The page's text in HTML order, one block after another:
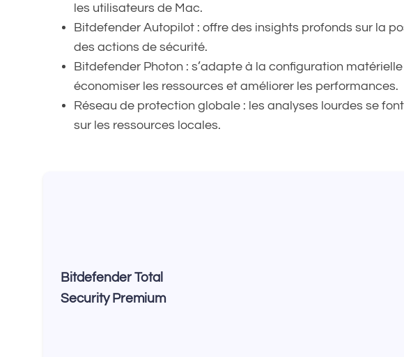
les utilisateurs de Mac.
Bitdefender Autopilot : offre des insights profonds sur la
des actions de sécurité.
Bitdefender Photon : s’adapte à la configuration
économiser les ressources et améliorer les performances.
Réseau de protection globale : les analyses lourdes se
sur les ressources locales.
Bitdefender Total
Security Premium